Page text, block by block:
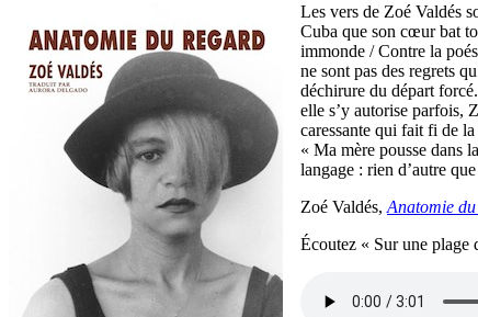
Les vers de Zoé Valdés
Cuba que son cœur bat
immonde / Contre la
ne sont pas des regrets
déchirure du départ
elle s’y autorise parfois,
caressante qui fait fi de
« Ma mère pousse dans
langage : rien d’autre
Zoé Valdés, Anatomie
Écoutez « Sur une plage